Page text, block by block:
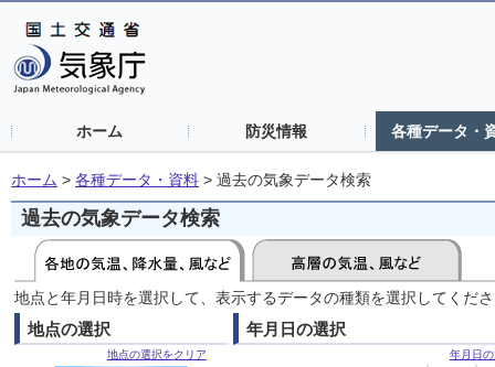
ホーム 防災情報 各種データ・
ホーム > 各種データ・資料 > 過去の気象データ検索
過去の気象データ検索
地点と年月日時を選択して、表示するデータの種類を選択してくだ
地点の選択
地点の選択をクリア
年月日の選択
年月日